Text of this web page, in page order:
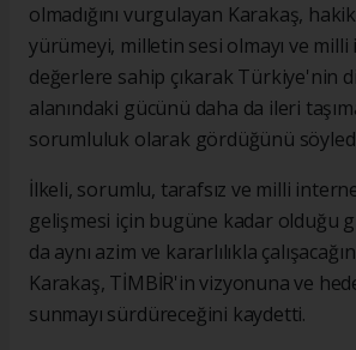
olmadığını vurgulayan Karakaş,
yürümeyi, milletin sesi olmayı ve milli
değerlere sahip çıkarak Türkiye'nin
alanındaki gücünü daha da ileri
sorumluluk olarak gördüğünü
İlkeli, sorumlu, tarafsız ve milli
gelişmesi için bugüne kadar olduğu
da aynı azim ve kararlılıkla
Karakaş, TİMBİR'in vizyonuna ve
sunmayı sürdüreceğini kaydetti.